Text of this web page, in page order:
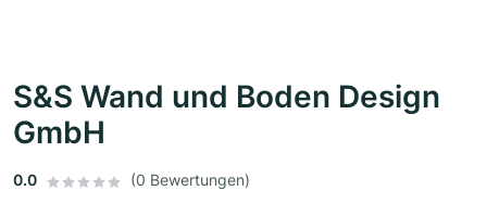
S&S Wand und Boden Design
GmbH
0.0 (0 Bewertungen)